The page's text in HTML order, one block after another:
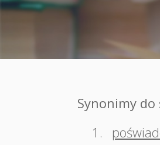
Synonimy do
1.